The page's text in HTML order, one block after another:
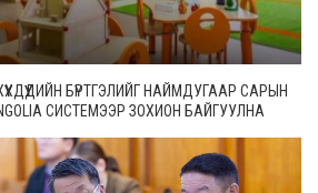
БҮРТГЭЛИЙГ НАЙМДУГААР САРЫН
СИСТЕМЭЭР ЗОХИОН БАЙГУУЛНА